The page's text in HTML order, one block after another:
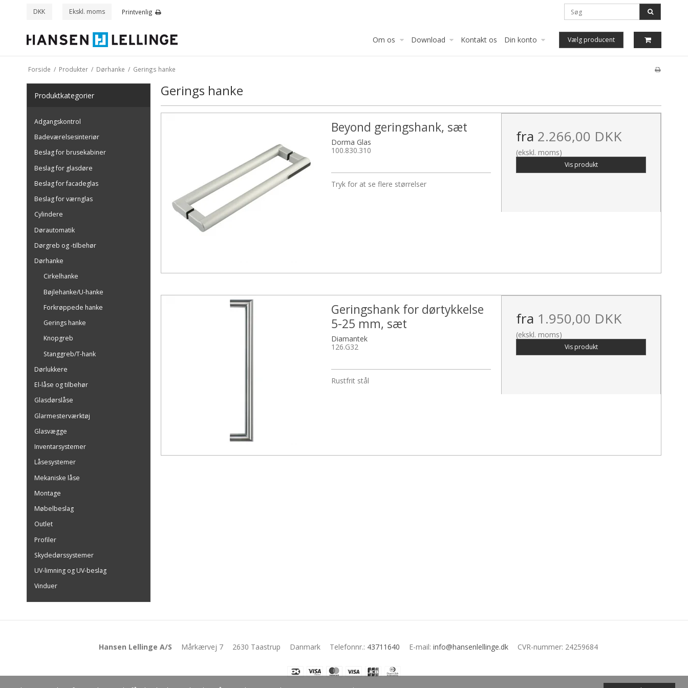
DKK Ekskl. moms Printvenlig
Om os Download Kontakt os Din konto Vælg producent
Forside / Produkter / Dørhanke / Gerings hanke
Produktkategorier
Adgangskontrol
Badeværelsesinteriør
Beslag for brusekabiner
Beslag for glasdøre
Beslag for facadeglas
Beslag for værnglas
Cylindere
Dørautomatik
Dørgreb og -tilbehør
Dørhanke
Cirkelhanke
Bøjlehanke/U-hanke
Forkrøppede hanke
Gerings hanke
Knopgreb
Stanggreb/T-hank
Dørlukkere
El-låse og tilbehør
Glasdørslåse
Glarmesterværktøj
Glasvægge
Inventarsystemer
Låsesystemer
Mekaniske låse
Montage
Møbelbeslag
Outlet
Profiler
Skydedørssystemer
UV-limning og UV-beslag
Vinduer
Gerings hanke
Beyond geringshank, sæt
Dorma Glas
100.830.310
Tryk for at se flere størrelser
fra 2.266,00 DKK
(ekskl. moms)
Vis produkt
Geringshank for dørtykkelse
5-25 mm, sæt
Diamantek
126.G32
Rustfrit stål
fra 1.950,00 DKK
(ekskl. moms)
Vis produkt
Hansen Lellinge A/S Mårkærvej 7 2630 Taastrup Danmark Telefonnr.: 43711640 E-mail: info@hansenlellinge.dk CVR-nummer: 24259684